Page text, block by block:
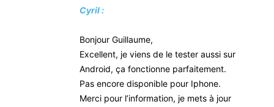
Cyril :
Bon­jour Guillaume,
Excellent, je viens de le tes­ter aus­si sur
Android, ça fonc­tionne par­fai­te­ment.
Pas encore dis­po­nible pour Iphone.
Mer­ci pour l’information, je mets à jour